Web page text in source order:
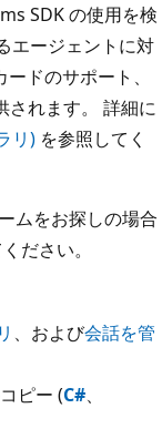
SDK の使用を検
エージェントに対
ドのサポート、
されます。 詳細に
リ) を参照してく
ムをお探しの場合
ださい。
、および会話を管
ピー (C#、